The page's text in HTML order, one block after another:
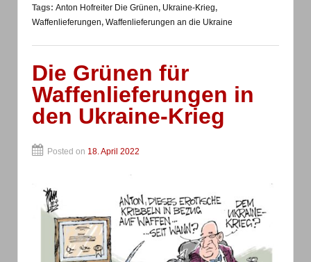
Tags: Anton Hofreiter Die Grünen, Ukraine-Krieg,
Waffenlieferungen, Waffenlieferungen an die Ukraine
Die Grünen für
Waffenlieferungen in
den Ukraine-Krieg
Posted on 18. April 2022